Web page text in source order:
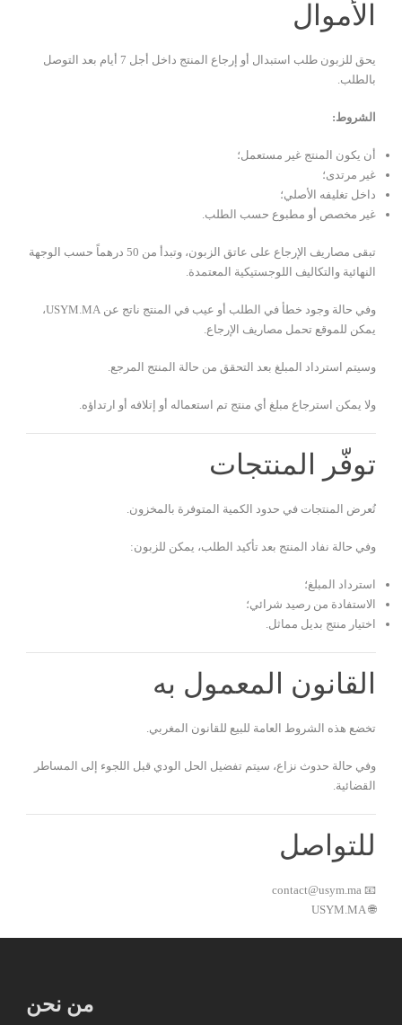
الأموال
يحق للزبون طلب استبدال أو إرجاع المنتج داخل أجل 7 أيام بعد التوصل
بالطلب.
الشروط:
أن يكون المنتج غير مستعمل؛
غير مرتدى؛
داخل تغليفه الأصلي؛
غير مخصص أو مطبوع حسب الطلب.
تبقى مصاريف الإرجاع على عاتق الزبون، وتبدأ من 50 درهماً حسب الوجهة
النهائية والتكاليف اللوجستيكية المعتمدة.
وفي حالة وجود خطأ في الطلب أو عيب في المنتج ناتج عن USYM.MA،
يمكن للموقع تحمل مصاريف الإرجاع.
وسيتم استرداد المبلغ بعد التحقق من حالة المنتج المرجع.
ولا يمكن استرجاع مبلغ أي منتج تم استعماله أو إتلافه أو ارتداؤه.
توفّر المنتجات
تُعرض المنتجات في حدود الكمية المتوفرة بالمخزون.
وفي حالة نفاد المنتج بعد تأكيد الطلب، يمكن للزبون:
استرداد المبلغ؛
الاستفادة من رصيد شرائي؛
اختيار منتج بديل مماثل.
القانون المعمول به
تخضع هذه الشروط العامة للبيع للقانون المغربي.
وفي حالة حدوث نزاع، سيتم تفضيل الحل الودي قبل اللجوء إلى المساطر
القضائية.
للتواصل
📧 contact@usym.ma
🌐 USYM.MA
من نحن